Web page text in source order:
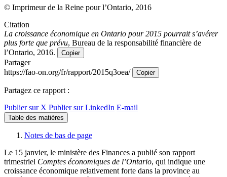
© Imprimeur de la Reine pour l’Ontario, 2016
Citation
La croissance économique en Ontario pour 2015 pourrait s’avérer
plus forte que prévu, Bureau de la responsabilité financière de
l’Ontario, 2016.
Copier
Partager
https://fao-on.org/fr/rapport/2015q3oea/
Copier
Partagez ce rapport :
Publier sur X Publier sur LinkedIn E-mail
Table des matières
Notes de bas de page
Le 15 janvier, le ministère des Finances a publié son rapport
trimestriel Comptes économiques de l’Ontario, qui indique une
croissance économique relativement forte dans la province au